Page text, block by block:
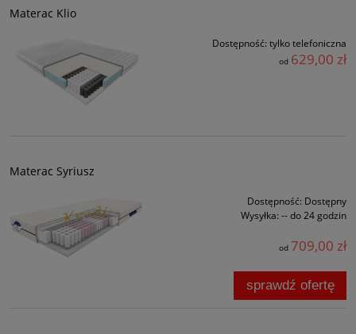
Materac Klio
Dostępność: tylko telefoniczna
od 629,00 zł
Materac Syriusz
Dostępność: Dostępny
Wysyłka: -- do 24 godzin
od 709,00 zł
sprawdź ofertę